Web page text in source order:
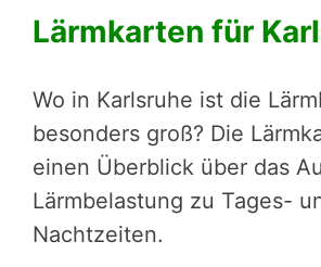
Lärmkarten für
Wo in Karlsruhe ist die
besonders groß? Die
einen Überblick über das
Lärmbelastung zu Tages-
Nachtzeiten.